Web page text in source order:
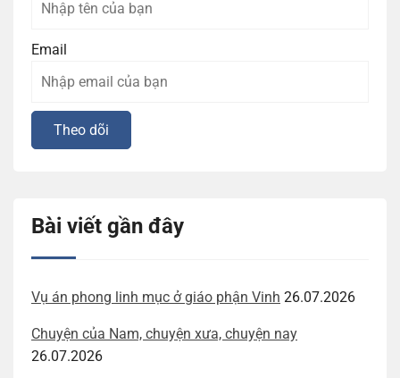
Email
Bài viết gần đây
Vụ án phong linh mục ở giáo phận Vinh 26.07.2026
Chuyện của Nam, chuyện xưa, chuyện nay
26.07.2026